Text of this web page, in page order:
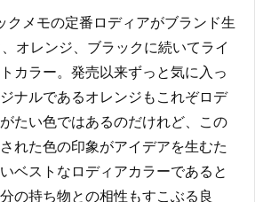
クメモの定番ロディアがブランド生
オレンジ、ブラックに続いてライ
カラー。発売以来ずっと気に入っ
ナルであるオレンジもこれぞロデ
たい色ではあるのだけれど、この
れた色の印象がアイデアを生むた
ベストなロディアカラーであると
の持ち物との相性もすこぶる良